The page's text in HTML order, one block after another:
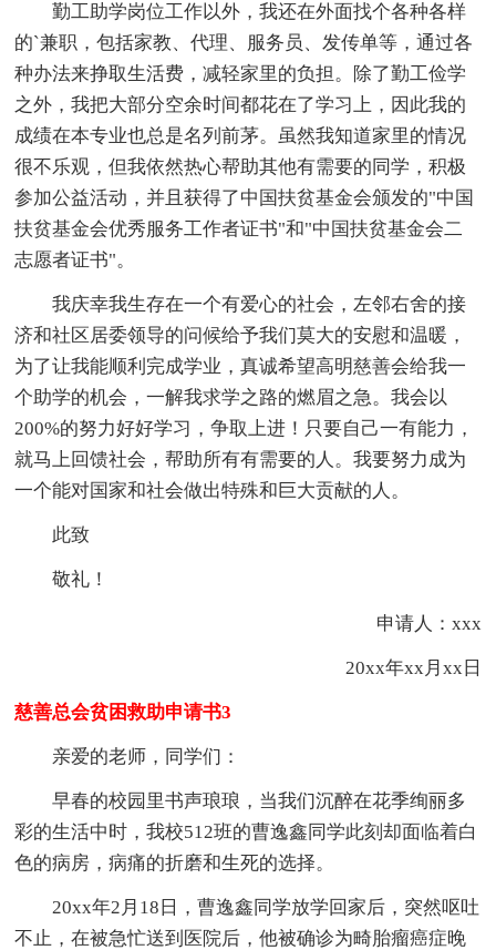
勤工助学岗位工作以外，我还在外面找个各种各样
的`兼职，包括家教、代理、服务员、发传单等，通过各
种办法来挣取生活费，减轻家里的负担。除了勤工俭学
之外，我把大部分空余时间都花在了学习上，因此我的
成绩在本专业也总是名列前茅。虽然我知道家里的情况
很不乐观，但我依然热心帮助其他有需要的同学，积极
参加公益活动，并且获得了中国扶贫基金会颁发的"中国
扶贫基金会优秀服务工作者证书"和"中国扶贫基金会二
志愿者证书"。
我庆幸我生存在一个有爱心的社会，左邻右舍的接
济和社区居委领导的问候给予我们莫大的安慰和温暖，
为了让我能顺利完成学业，真诚希望高明慈善会给我一
个助学的机会，一解我求学之路的燃眉之急。我会以
200%的努力好好学习，争取上进！只要自己一有能力，
就马上回馈社会，帮助所有有需要的人。我要努力成为
一个能对国家和社会做出特殊和巨大贡献的人。
此致
敬礼！
申请人：xxx
20xx年xx月xx日
慈善总会贫困救助申请书3
亲爱的老师，同学们：
早春的校园里书声琅琅，当我们沉醉在花季绚丽多
彩的生活中时，我校512班的曹逸鑫同学此刻却面临着白
色的病房，病痛的折磨和生死的选择。
20xx年2月18日，曹逸鑫同学放学回家后，突然呕吐
不止，在被急忙送到医院后，他被确诊为畸胎瘤癌症晚